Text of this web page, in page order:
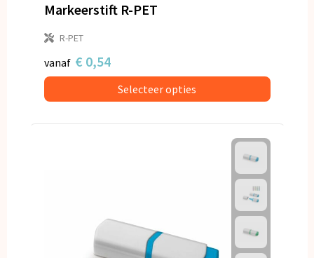
Markeerstift R-PET
R-PET
vanaf € 0,54
Selecteer opties